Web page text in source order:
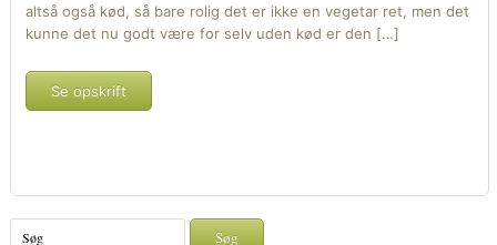
altså også kød, så bare rolig det er ikke en vegetar ret, men det
kunne det nu godt være for selv uden kød er den […]
Se opskrift